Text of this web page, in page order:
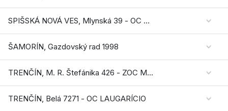
SPIŠSKÁ NOVÁ VES, Mlynská 39 - OC MADARAS
ŠAMORÍN, Gazdovský rad 1998
TRENČÍN, M. R. Štefánika 426 - ZOC MAX
TRENČÍN, Belá 7271 - OC LAUGARÍCIO